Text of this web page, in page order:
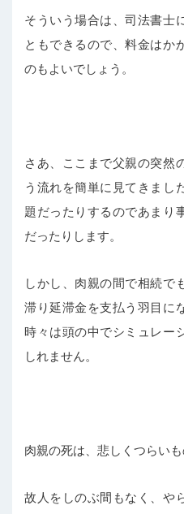
そういう場合は、司法書士
ともできるので、料金はか
のもよいでしょう。
さあ、ここまで父親の突然
う流れを簡単に見てきまし
題だったりするのであまり
だったりします。
しかし、肉親の間で相続で
滞り延滞金を支払う羽目に
時々は頭の中でシミュレー
しれません。
肉親の死は、悲しくつらいも
故人をしのぶ間もなく、や